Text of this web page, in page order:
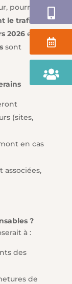
pourront
le trafic
2026et un
sont
(sites,
en cas
associées,
?
à :
des
de
Application
Agenda
Portail
Famille